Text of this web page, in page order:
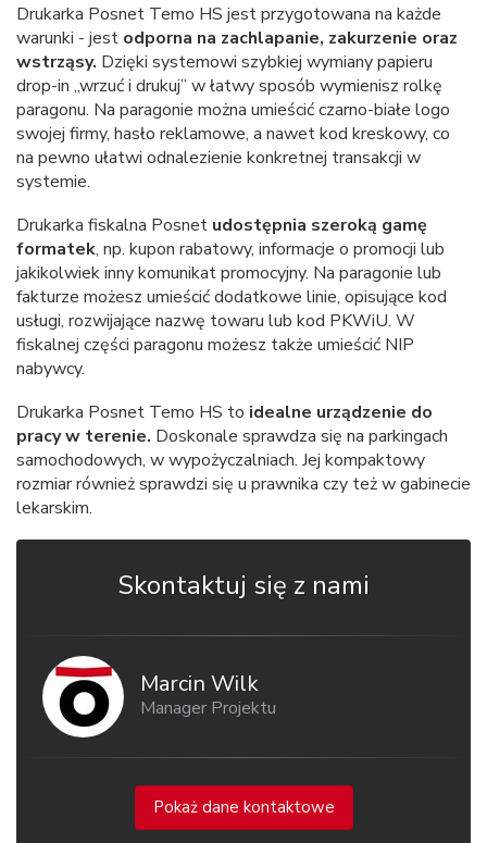
Drukarka Posnet Temo HS jest przygotowana na każde
warunki - jest odporna na zachlapanie, zakurzenie oraz
wstrząsy. Dzięki systemowi szybkiej wymiany papieru
drop-in „wrzuć i drukuj” w łatwy sposób wymienisz rolkę
paragonu. Na paragonie można umieścić czarno-białe logo
swojej firmy, hasło reklamowe, a nawet kod kreskowy, co
na pewno ułatwi odnalezienie konkretnej transakcji w
systemie.
Drukarka fiskalna Posnet udostępnia szeroką gamę
formatek, np. kupon rabatowy, informacje o promocji lub
jakikolwiek inny komunikat promocyjny. Na paragonie lub
fakturze możesz umieścić dodatkowe linie, opisujące kod
usługi, rozwijające nazwę towaru lub kod PKWiU. W
fiskalnej części paragonu możesz także umieścić NIP
nabywcy.
Drukarka Posnet Temo HS to idealne urządzenie do
pracy w terenie. Doskonale sprawdza się na parkingach
samochodowych, w wypożyczalniach. Jej kompaktowy
rozmiar również sprawdzi się u prawnika czy też w gabinecie
lekarskim.
Skontaktuj się z nami
Marcin Wilk
Manager Projektu
Pokaż dane kontaktowe